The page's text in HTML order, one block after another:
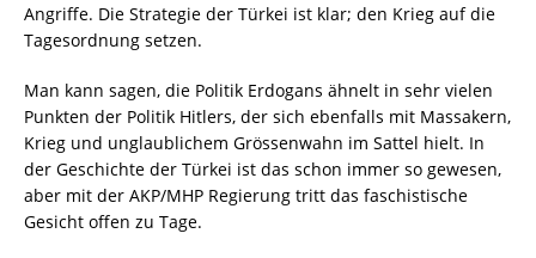
Angriffe. Die Strategie der Türkei ist klar; den Krieg auf die
Tagesordnung setzen.
Man kann sagen, die Politik Erdogans ähnelt in sehr vielen
Punkten der Politik Hitlers, der sich ebenfalls mit Massakern,
Krieg und unglaublichem Grössenwahn im Sattel hielt. In
der Geschichte der Türkei ist das schon immer so gewesen,
aber mit der AKP/MHP Regierung tritt das faschistische
Gesicht offen zu Tage.